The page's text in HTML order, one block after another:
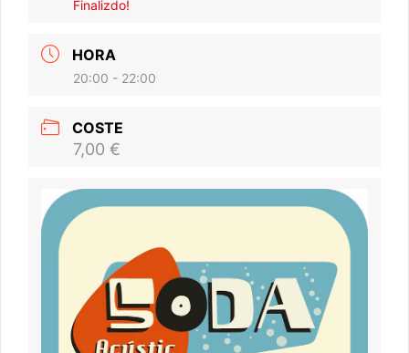
Finalizdo!
HORA
20:00 - 22:00
COSTE
7,00 €